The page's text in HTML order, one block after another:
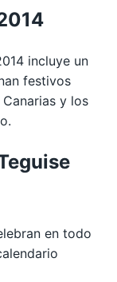
incluye un
festivos
y los
en todo